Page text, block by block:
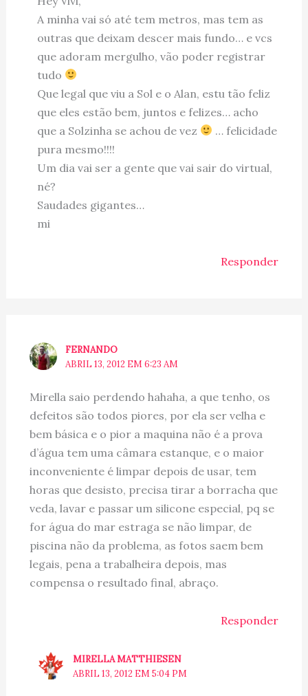
A minha vai só até tem metros, mas tem as
outras que deixam descer mais fundo… e vcs
que adoram mergulho, vão poder registrar
tudo
Que legal que viu a Sol e o Alan, estu tão feliz
que eles estão bem, juntos e felizes… acho
que a Solzinha se achou de vez
… felicidade
pura mesmo!!!!
Um dia vai ser a gente que vai sair do virtual,
né?
Saudades gigantes…
mi
Responder
FERNANDO
ABRIL 13, 2012 EM 6:23 AM
Mirella saio perdendo hahaha, a que tenho, os
defeitos são todos piores, por ela ser velha e
bem básica e o pior a maquina não é a prova
d’água tem uma câmara estanque, e o maior
inconveniente é limpar depois de usar, tem
horas que desisto, precisa tirar a borracha que
veda, lavar e passar um silicone especial, pq se
for água do mar estraga se não limpar, de
piscina não da problema, as fotos saem bem
legais, pena a trabalheira depois, mas
compensa o resultado final, abraço.
Responder
MIRELLA MATTHIESEN
ABRIL 13, 2012 EM 5:04 PM